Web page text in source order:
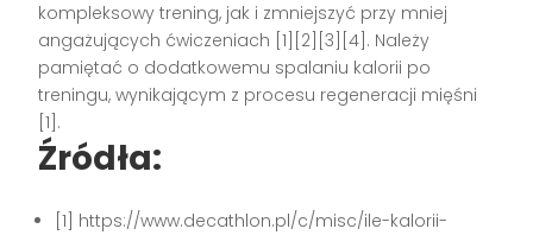
kompleksowy trening, jak i zmniejszyć przy mniej
angażujących ćwiczeniach [1][2][3][4]. Należy
pamiętać o dodatkowemu spalaniu kalorii po
treningu, wynikającym z procesu regeneracji mięśni
[1].
Źródła:
[1] https://www.decathlon.pl/c/misc/ile-kalorii-